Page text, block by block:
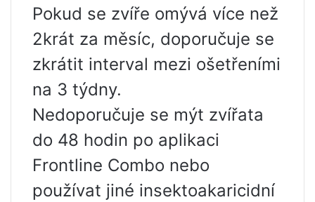
Pokud se zvíře omývá více než
2krát za měsíc, doporučuje se
zkrátit interval mezi ošetřeními
na 3 týdny.
Nedoporučuje se mýt zvířata
do 48 hodin po aplikaci
Frontline Combo nebo
používat jiné insektoakaricidní